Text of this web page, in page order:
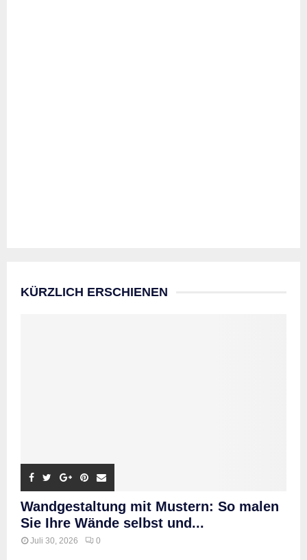
KÜRZLICH ERSCHIENEN
Wandgestaltung mit Mustern: So malen
Sie Ihre Wände selbst und...
Juli 30, 2026 0